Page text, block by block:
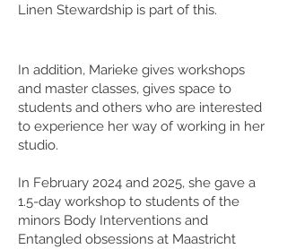
Linen Stewardship is part of this.
In addition, Marieke gives workshops
and master classes, gives space to
students and others who are interested
to experience her way of working in her
studio.
In February 2024 and 2025, she gave a
1.5-day workshop to students of the
minors Body Interventions and
Entangled obsessions at Maastricht